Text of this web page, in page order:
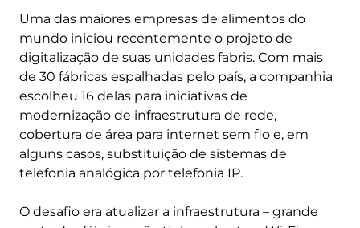
Uma das maiores empresas de alimentos do
mundo iniciou recentemente o projeto de
digitalização de suas unidades fabris. Com mais
de 30 fábricas espalhadas pelo país, a companhia
escolheu 16 delas para iniciativas de
modernização de infraestrutura de rede,
cobertura de área para internet sem fio e, em
alguns casos, substituição de sistemas de
telefonia analógica por telefonia IP.
O desafio era atualizar a infraestrutura – grande